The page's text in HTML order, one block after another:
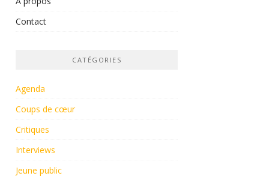
Contact
CATÉGORIES
Agenda
Coups de cœur
Critiques
Interviews
Jeune public